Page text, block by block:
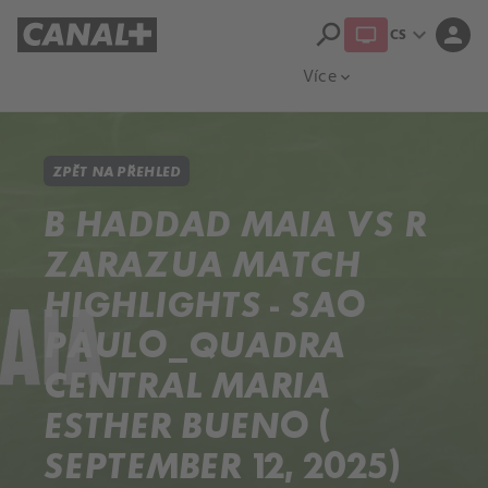
Více expand_more
search CS expand_more person
ZPĚT NA PŘEHLED
B HADDAD MAIA VS R
ZARAZUA MATCH
HIGHLIGHTS - SAO
PAULO_QUADRA
CENTRAL MARIA
ESTHER BUENO (
SEPTEMBER 12, 2025)